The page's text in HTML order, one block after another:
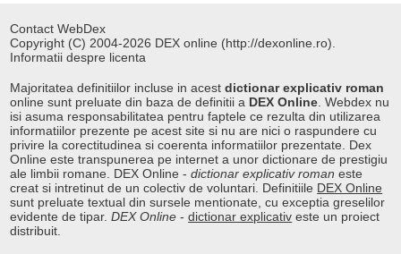
Contact WebDex
Copyright (C) 2004-2026 DEX online (http://dexonline.ro).
Informatii despre licenta
Majoritatea definitiilor incluse in acestdictionar explicativ roman
online sunt preluate din baza de definitii a DEX Online . Webdex nu
isi asuma responsabilitatea pentru faptele ce rezulta din utilizarea
informatiilor prezente pe acest site si nu are nici o raspundere cu
privire la corectitudinea si coerenta informatiilor prezentate. Dex
Online este transpunerea pe internet a unor dictionare de prestigiu
ale limbii romane. DEX Online -dictionar explicativ roman este
creat si intretinut de un colectiv de voluntari. Definitiile DEX Online
sunt preluate textual din sursele mentionate, cu exceptia greselilor
evidente de tipar.DEX Online -dictionar explicativ este un proiect
distribuit.